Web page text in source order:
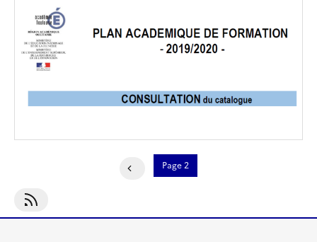
Pagination
Page Précédente
Page 2
S'abonner À 2019-2020